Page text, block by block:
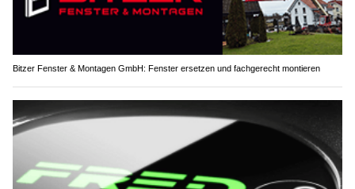
Bitzer Fenster & Montagen GmbH: Fenster ersetzen und fachgerecht montieren